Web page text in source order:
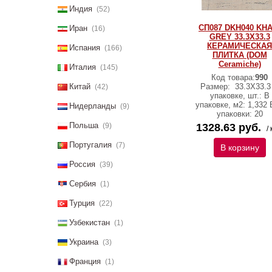
Индия (52)
Иран (16)
Испания (166)
Италия (145)
Китай (42)
Нидерланды (9)
Польша (9)
Португалия (7)
Россия (39)
Сербия (1)
Турция (22)
Узбекистан (1)
Украина (3)
Франция (1)
СП087 DKH040
GREY 33.3X33.3
КЕРАМИЧЕСКАЯ
ПЛИТКА (DOM
Ceramiche)
Код товара:990
Размер:
упаковке, шт.: В
упаковке, м2: 1,332
упаковки: 20
1328.63 руб. /
В корзину